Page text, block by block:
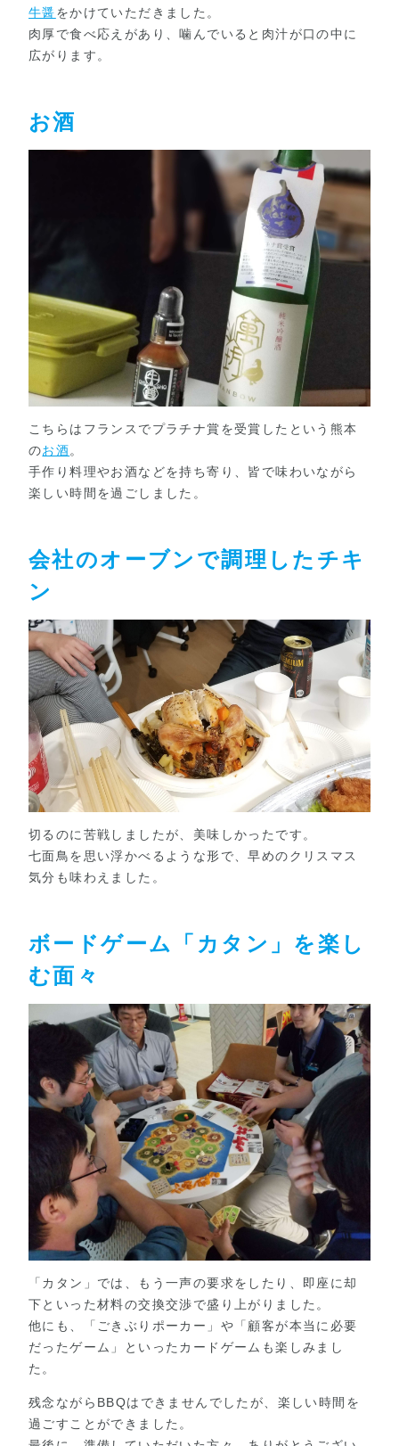
牛醤をかけていただきました。
肉厚で食べ応えがあり、噛んでいると肉汁が口の中に
広がります。
お酒
こちらはフランスでプラチナ賞を受賞したという熊本
のお酒。
手作り料理やお酒などを持ち寄り、皆で味わいながら
楽しい時間を過ごしました。
会社のオーブンで調理したチキ
ン
切るのに苦戦しましたが、美味しかったです。
七面鳥を思い浮かべるような形で、早めのクリスマス
気分も味わえました。
ボードゲーム「カタン」を楽し
む面々
「カタン」では、もう一声の要求をしたり、即座に却
下といった材料の交換交渉で盛り上がりました。
他にも、「ごきぶりポーカー」や「顧客が本当に必要
だったゲーム」といったカードゲームも楽しみまし
た。
残念ながらBBQはできませんでしたが、楽しい時間を
過ごすことができました。